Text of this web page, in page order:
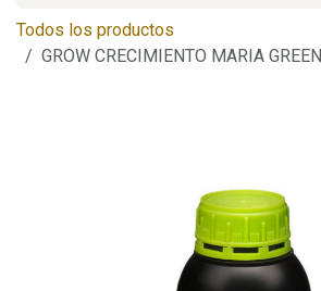
Todos los productos
GROW CRECIMIENTO MARIA